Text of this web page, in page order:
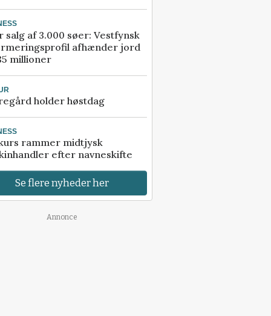
salg af 3.000 søer: Vestfynsk
afhænder jord
millioner
holder høstdag
rammer midtjysk
efter navneskifte
Se flere nyheder her
Annonce